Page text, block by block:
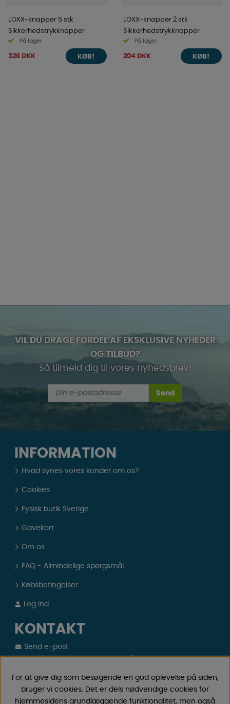
LOXX-knapper 5 stk
Sikkerhedstrykknapper
På lager
326 DKK KØB!
LOXX-knapper 2 stk
Sikkerhedstrykknapper
På lager
204 DKK KØB!
VIL DU DRAGE FORDEL AF EKSKLUSIVE NYHEDER
OG TILBUD?
Så tilmeld dig til vores nyhedsbrev!
Send
INFORMATION
Hvad synes vores kunder om os?
Cookies
Fysisk butik Sverige
Gavekort
Om os
FAQ - Almindelige spørgsmål
Købsbetingelser
Log ind
KONTAKT
Send e-post
Vi svarer altid indenfor 24 timer på hverdage.
Registrer din retur
Gælder fortrydelseskøb, fejlkøb.
For at give dig som besøgende en god oplevelse på siden,
bruger vi cookies. Det er dels nødvendige cookies for
hjemmesidens grundlæggende funktionalitet, men også